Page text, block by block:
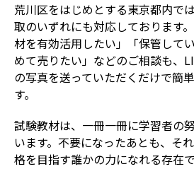
荒川区をはじめとする東京都内で
取のいずれにも対応しております
材を有効活用したい」「保管して
めて売りたい」などのご相談も、
の写真を送っていただくだけで簡
す。
試験教材は、一冊一冊に学習者の
います。不要になったあとも、そ
格を目指す誰かの力になれる存在で